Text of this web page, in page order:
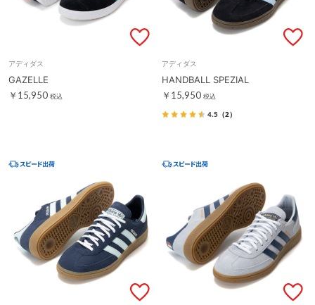
アディダス
GAZELLE
￥15,950 税込
アディダス
HANDBALL SPEZIAL
￥15,950 税込
4.5 （2）